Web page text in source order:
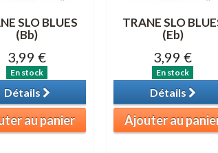
SLO BLUES
(Bb)
3,99 €
En stock
Détails
au panier
TRANE SLO
(Eb)
3,99 €
En stock
Détails
Ajouter au